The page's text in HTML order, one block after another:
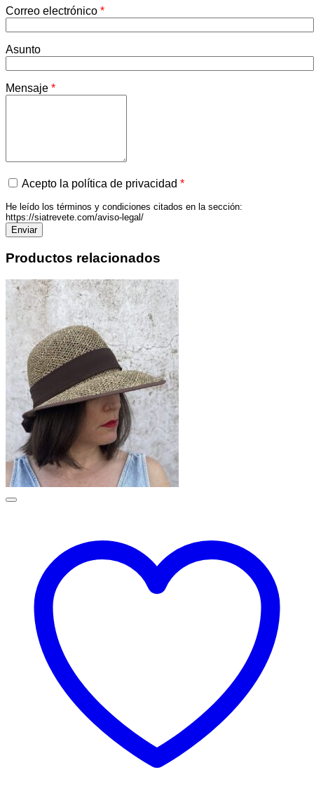
Correo electrónico *
Asunto
Mensaje *
Acepto la política de privacidad *
He leído los términos y condiciones citados en la sección:
https://siatrevete.com/aviso-legal/
Productos relacionados